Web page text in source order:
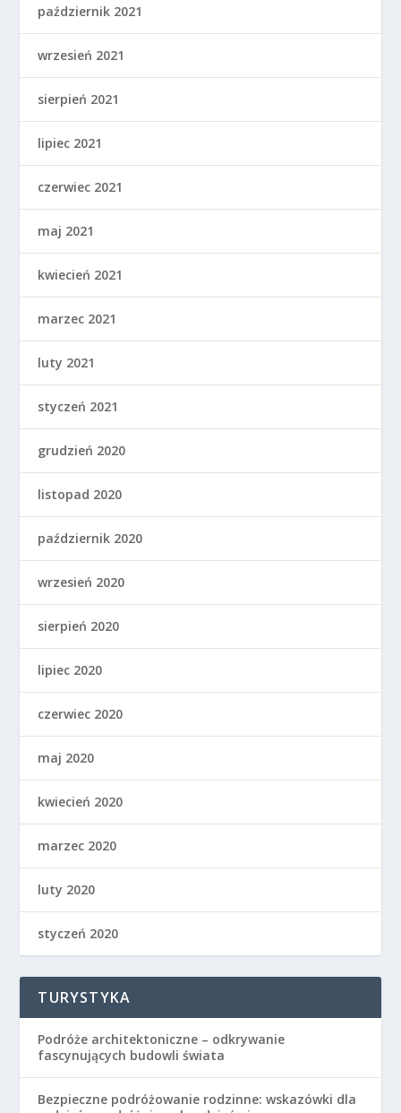
październik 2021
wrzesień 2021
sierpień 2021
lipiec 2021
czerwiec 2021
maj 2021
kwiecień 2021
marzec 2021
luty 2021
styczeń 2021
grudzień 2020
listopad 2020
październik 2020
wrzesień 2020
sierpień 2020
lipiec 2020
czerwiec 2020
maj 2020
kwiecień 2020
marzec 2020
luty 2020
styczeń 2020
TURYSTYKA
Podróże architektoniczne – odkrywanie
fascynujących budowli świata
Bezpieczne podróżowanie rodzinne: wskazówki dla